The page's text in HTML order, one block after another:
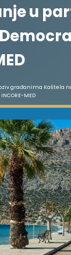
u
građanima Kaštela
MED